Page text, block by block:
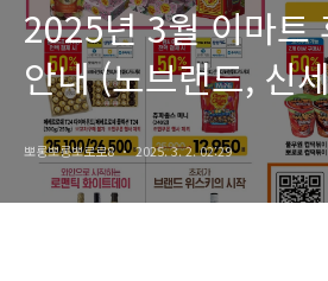
2025년 3월 이마트
안내 (노브랜드, 신
포함)
뽀롱뽀롱뽀로로8 2025. 3. 2. 02:29